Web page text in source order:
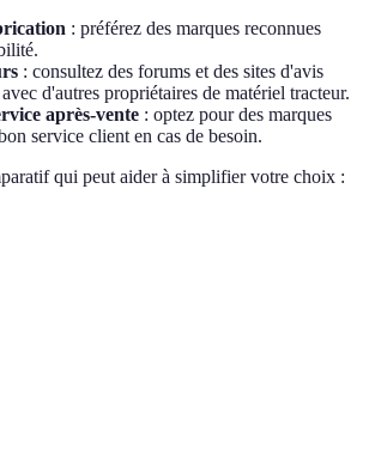
: préférez des marques reconnues
: consultez des forums et des sites d'avis
d'autres propriétaires de matériel tracteur.
après-vente : optez pour des marques
service client en cas de besoin.
qui peut aider à simplifier votre choix :